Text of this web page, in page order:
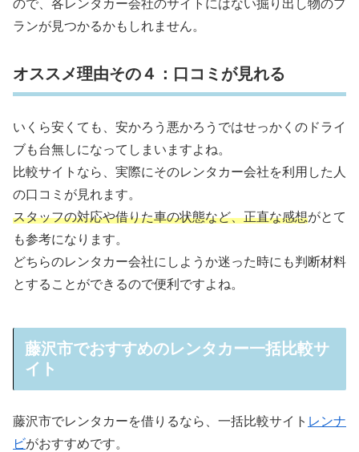
ので、各レンタカー会社のサイトにはない掘り出し物のプ
ランが見つかるかもしれません。
オススメ理由その４：口コミが見れる
いくら安くても、安かろう悪かろうではせっかくのドライ
ブも台無しになってしまいますよね。
比較サイトなら、実際にそのレンタカー会社を利用した人
の口コミが見れます。
スタッフの対応や借りた車の状態など、正直な感想がとて
も参考になります。
どちらのレンタカー会社にしようか迷った時にも判断材料
とすることができるので便利ですよね。
藤沢市でおすすめのレンタカー一括比較サ
イト
藤沢市でレンタカーを借りるなら、一括比較サイト レンナ
ビがおすすめです。